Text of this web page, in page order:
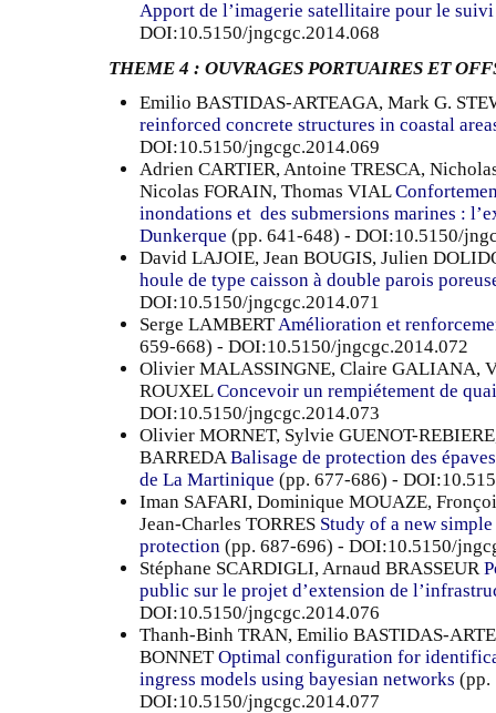
Apport de l’imagerie satellitaire pour le
DOI:10.5150/jngcgc.2014.068
THEME 4 : OUVRAGES PORTUAIRES ET
Emilio BASTIDAS-ARTEAGA, Mark G.
reinforced concrete structures in coastal
DOI:10.5150/jngcgc.2014.069
Adrien CARTIER, Antoine TRESCA,
Nicolas FORAIN, Thomas VIAL
inondations et des submersions marines :
Dunkerque (pp. 641-648) - DOI:10.5150/
David LAJOIE, Jean BOUGIS, Julien
houle de type caisson à double parois
DOI:10.5150/jngcgc.2014.071
Serge LAMBERTAmélioration et
659-668) - DOI:10.5150/jngcgc.2014.072
Olivier MALASSINGNE, Claire GALIANA,
ROUXELConcevoir un rempiétement de quai
DOI:10.5150/jngcgc.2014.073
Olivier MORNET, Sylvie GUENOT-
BARREDABalisage de protection des
de La Martinique (pp. 677-686) -
Iman SAFARI, Dominique MOUAZE,
Jean-Charles TORRES Study of a new
protection (pp. 687-696) - DOI:10.5150/
Stéphane SCARDIGLI, Arnaud BRASSEUR
public sur le projet d’extension de
DOI:10.5150/jngcgc.2014.076
Thanh-Binh TRAN, Emilio BASTIDAS-
BONNETOptimal configuration for
ingress models using bayesian networks (pp.
DOI:10.5150/jngcgc.2014.077